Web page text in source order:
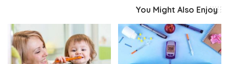
You Might Also Enjoy